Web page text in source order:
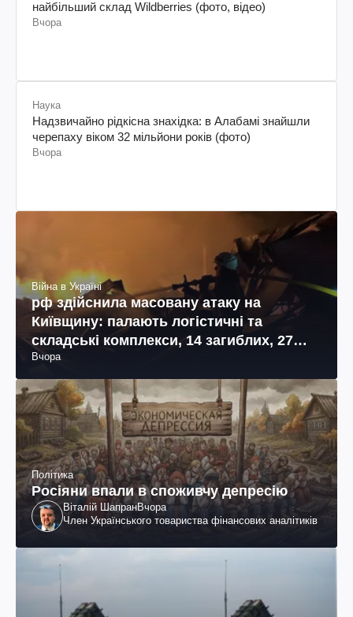
найбільший склад Wildberries (фото, відео)
Вчора
Наука
Надзвичайно рідкісна знахідка: в Алабамі знайшли
черепаху віком 32 мільйони років (фото)
Вчора
Війна в Україні
рф здійснила масовану атаку на
Київщину: палають логістичні та
складські комплекси, 14 загиблих, 27
поранених (фото, відео)
Вчора
Політика
Росіяни впали в споживчу депресію
Віталій ШапранВчора
Член Українського товариства фінансових аналітиків